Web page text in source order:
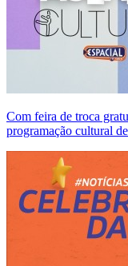
Com feira de troca
programação cultural